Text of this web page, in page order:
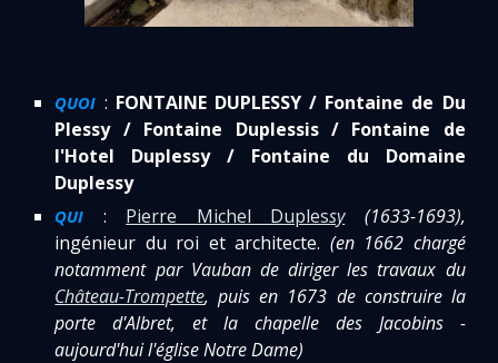
QUOI : FONTAINE DUPLESSY / Fontaine de Du
Plessy / Fontaine Duplessis / Fontaine de
l'Hotel Duplessy / Fontaine du Domaine
Duplessy
QUI : Pierre Michel Duplessy(1633-1693),
ingénieur du roi et architecte. (en 1662 chargé
notamment par Vauban de diriger les travaux du
Château-Trompette, puis en 1673 de construire la
porte d'Albret, et la chapelle des Jacobins -
aujourd'hui l'église Notre Dame)